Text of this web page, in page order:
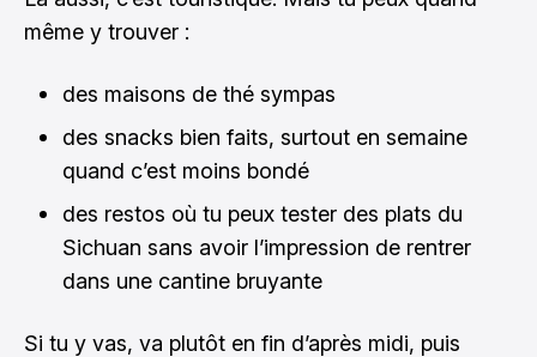
même y trouver :
des maisons de thé sympas
des snacks bien faits, surtout en semaine
quand c’est moins bondé
des restos où tu peux tester des plats du
Sichuan sans avoir l’impression de rentrer
dans une cantine bruyante
Si tu y vas, va plutôt en fin d’après midi, puis